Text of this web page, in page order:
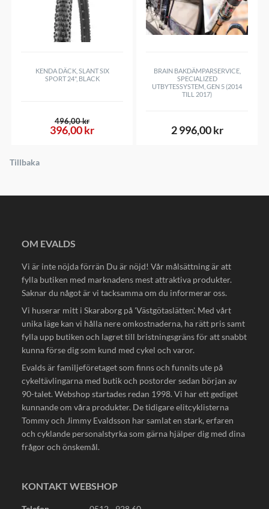
KENDA DÄCK, SLANT SIX
SPORT 24", BLACK
396,00 kr
496,00 kr
BRAIN BAKDÄMPARSERVICE,
SPECIALIZED
UTBYTESSYSTEM, GEN 5 (2014
TILL 2017)
2 996,00 kr
Tillbaka
OM EVALDS
Vi är inte nöjda förrän Du är nöjd! Vår målsättning är att
fylla butiken med marknadens mest attraktiva produkter.
Saknar du något är vi tacksamma om du informerar oss.
Vi huserar mitt i Skaraborg på 'Västgötaslätten'. Med vårt
unika läge kan vi hålla nere omkostnaderna, ha rätt pris samt
fylla upp butiken och lagret till bristningsgräns för att snabbt
kunna förse dig som kund med cykel och varor.
Evalds är familjeföretaget som finns och funnits ute på
cykeltävlingarna med butik och postorder sedan början av
90-talet. Webshop startades redan 1998. Vi har ett gediget
kunnande om våra produkter. De tidigare elitcyklisterna
Tommy och Jimmy Evaldsson har samlat en stark, erfaren
och cyklande personalstyrka som gärna hjälper dig med dina
frågor och önskemål.
KONTAKT WEBSHOP